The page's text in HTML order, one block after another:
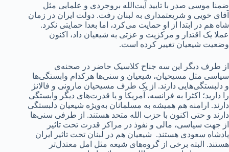
ضمنا موسی صدر با تایید آیت‌الله بروجردی و علمایی مثل
آقای خویی و شریعتمداری به لبنان رفت. دولت ایران در زمان
شاه هم در ابتدا از او حمایت می‌کرد، اما بعدا حمایتی نکرد.
عملا یک اقتدار و مرکزیت و عزتی به شیعیان داد، اکنون
وضعیت شیعیان تغییر کرده است.
از طرف دیگر این سه جناح کلاسیک حاضر در صحنه‌ی
سیاسی مثل مسیحیان، شیعیان و سنی‌ها هرکدام وابستگی‌ها
و دلبستگی‌هایی دارند. از یک طرف مسیحیان مارونی و فالانژ
را دارید؛ اکثرا به فرانسه، آمریکا و یا قدرت‌های دیگر وابستگی
دارند. ارامنه هم همیشه به مسلمانان به‌ویژه شیعیان دلبستگی
دارند و حتی اکنون با حزب الله متحد هستند. از طرفی سنی‌ها
از جهت سیاسی، مالی و نفوذ در مراکز قدرت تحت تاثیر
پادشاه سعودی هستند. شیعیان هم در لبنان تحت تاثیر ایران
هستند. البته برخی از گروه‌های شیعه مثل امل معتدل‌تر